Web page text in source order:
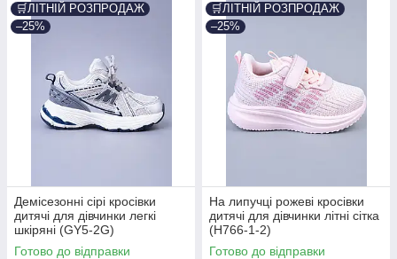
🛒ЛІТНІЙ РОЗПРОДАЖ
–25%
Демісезонні сірі кросівки
дитячі для дівчинки легкі
шкіряні (GY5-2G)
Готово до відправки
🛒ЛІТНІЙ РОЗПРОДАЖ
–25%
На липучці рожеві кросівки
дитячі для дівчинки літні сітка
(H766-1-2)
Готово до відправки